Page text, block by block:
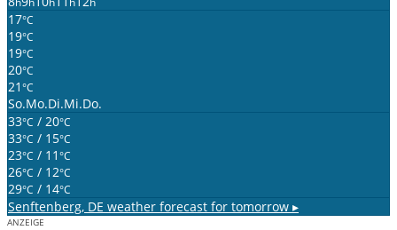
17°C
19°C
19°C
20°C
21 °C
So.Mo.Di.Mi.Do.
33°C / 20°C
33°C / 15°C
23°C / 11 °C
26°C / 12°C
29°C / 14°C
Senftenberg, DE weather forecast for tomorrow ▸
ANZEIGE